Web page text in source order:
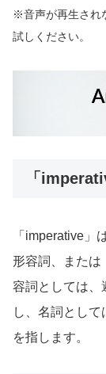
※音声が再生され
試しください。
「
「imperative」
形容詞、または
容詞としては、
し、名詞とし
を指します。